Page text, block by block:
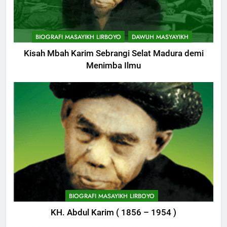
11
Khutbah: Keistimewaan Hari
Jumat
KHUTBAH
12
Khutbah Jumat: Memetik
Ranumnya Buah Ketakwaan
KHUTBAH
Khutbah Jum’at: Lisanmu,
Keselamatanmu
KHUTBAH
BIOGRAFI MASAYIKH LIRBOYO DAWUH MASYAYIKH
Kisah Mbah Karim Sebrangi Selat Madura demi
Menimba Ilmu
BIOGRAFI MASAYIKH LIRBOYO
KH. Abdul Karim ( 1856 – 1954 )
Himasal Semen Sumbang
Pembangunan Kantor Himasal
POJOK LIRBOYO